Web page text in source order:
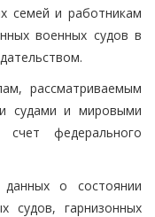
семей и работникам
военных судов в
рассматриваемым
судами и мировыми
федерального
о состоянии
судов, гарнизонных